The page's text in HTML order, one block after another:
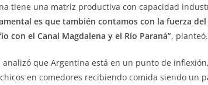
tiene una matriz productiva con capacidad
es que también contamos con la fuerza
con el Canal Magdalena y el Río Paraná”, planteó.
analizó que Argentina está en un punto de
en comedores recibiendo comida siendo un